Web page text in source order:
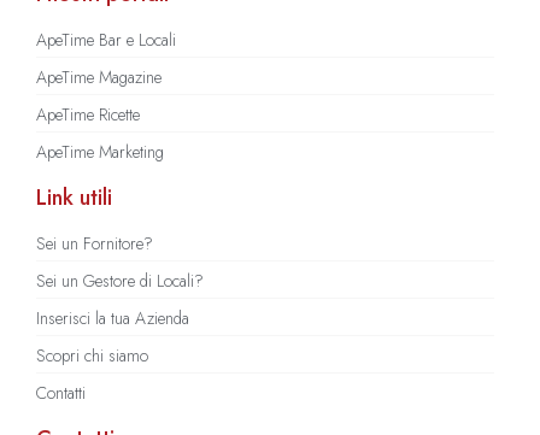
ApeTime Bar e Locali
ApeTime Magazine
ApeTime Ricette
ApeTime Marketing
Link utili
Sei un Fornitore?
Sei un Gestore di Locali?
Inserisci la tua Azienda
Scopri chi siamo
Contatti